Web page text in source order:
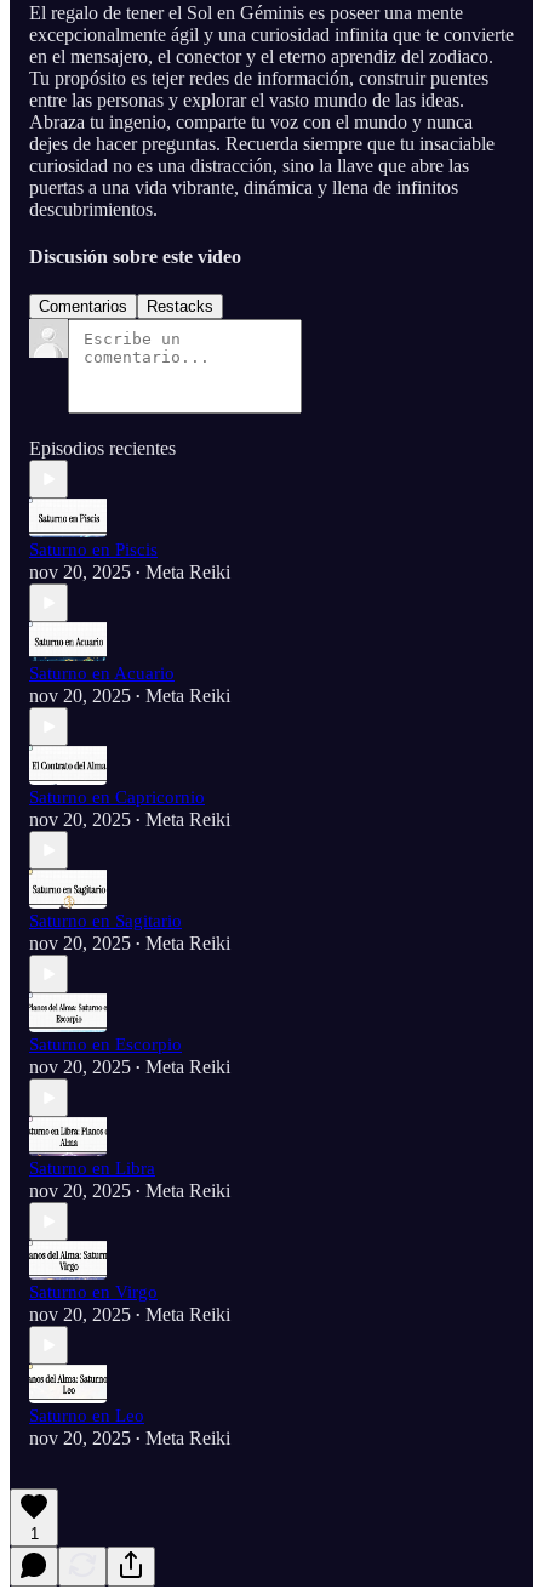
El regalo de tener el Sol en Géminis es poseer una mente
excepcionalmente ágil y una curiosidad infinita que te convierte
en el mensajero, el conector y el eterno aprendiz del zodiaco.
Tu propósito es tejer redes de información, construir puentes
entre las personas y explorar el vasto mundo de las ideas.
Abraza tu ingenio, comparte tu voz con el mundo y nunca
dejes de hacer preguntas. Recuerda siempre que tu insaciable
curiosidad no es una distracción, sino la llave que abre las
puertas a una vida vibrante, dinámica y llena de infinitos
descubrimientos.
Discusión sobre este video
Comentarios Restacks
Episodios recientes
Saturno en Piscis
nov 20, 2025 • Meta Reiki
Saturno en Acuario
nov 20, 2025 • Meta Reiki
Saturno en Capricornio
nov 20, 2025 • Meta Reiki
Saturno en Sagitario
nov 20, 2025 • Meta Reiki
Saturno en Escorpio
nov 20, 2025 • Meta Reiki
Saturno en Libra
nov 20, 2025 • Meta Reiki
Saturno en Virgo
nov 20, 2025 • Meta Reiki
Saturno en Leo
nov 20, 2025 • Meta Reiki
1